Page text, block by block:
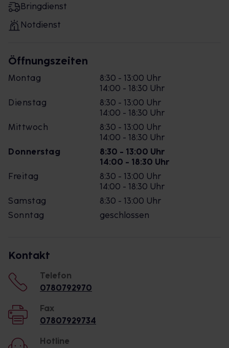
Bringdienst
Notdienst
Öffnungszeiten
Montag
8:30 - 13:00 Uhr
14:00 - 18:30 Uhr
Dienstag
8:30 - 13:00 Uhr
14:00 - 18:30 Uhr
Mittwoch
8:30 - 13:00 Uhr
14:00 - 18:30 Uhr
Donnerstag
8:30 - 13:00 Uhr
14:00 - 18:30 Uhr
Freitag
8:30 - 13:00 Uhr
14:00 - 18:30 Uhr
Samstag
8:30 - 13:00 Uhr
Sonntag
geschlossen
Kontakt
Telefon
0780792970
Fax
07807929734
Hotline